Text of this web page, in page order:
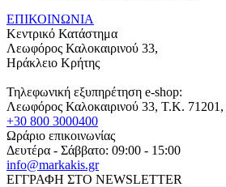
ΕΠΙΚΟΙΝΩΝΙΑ
Κεντρικό Κατάστημα
Λεωφόρος Καλοκαιρινού 33,
Ηράκλειο Κρήτης
Τηλεφωνική εξυπηρέτηση e-shop:
Λεωφόρος Καλοκαιρινού 33, T.K. 71201,
+30 800 3000400
Ωράριο επικοινωνίας
Δευτέρα - Σάββατο: 09:00 - 15:00
info@markakis.gr
ΕΓΓΡΑΦΗ ΣΤΟ NEWSLETTER